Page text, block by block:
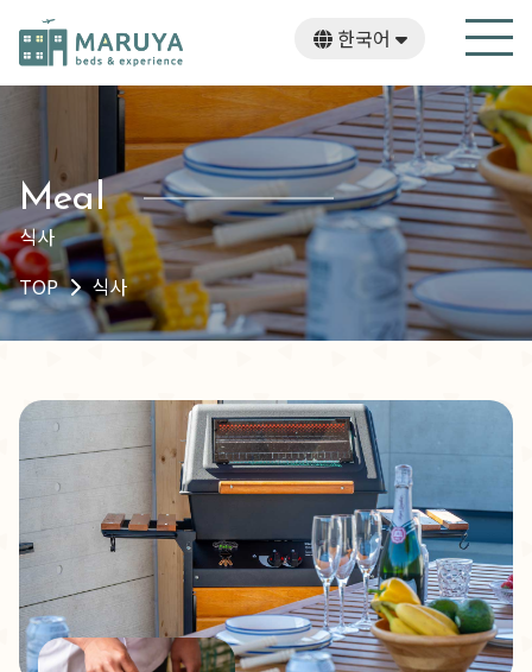
한국어
English
日本語
繁體中文
Meal
식사
TOP
식사